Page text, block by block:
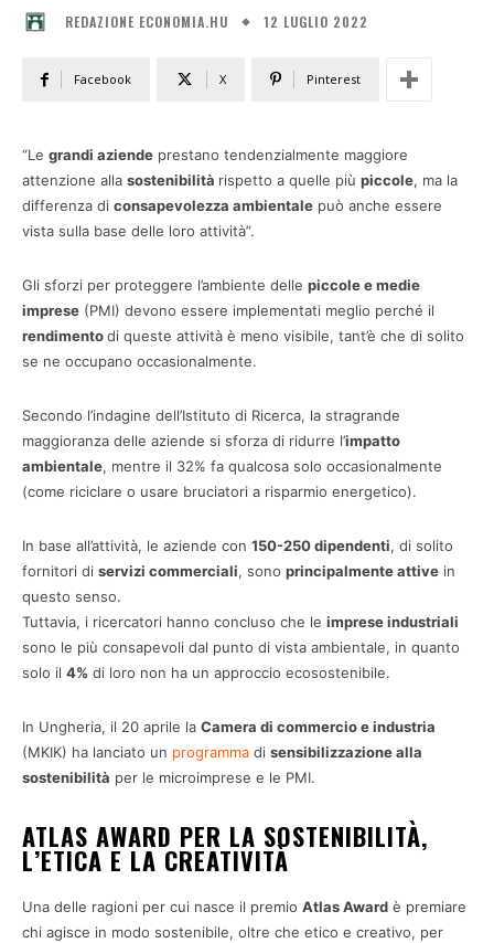
REDAZIONE ECONOMIA.HU 12 LUGLIO 2022
Facebook X Pinterest
“Le grandi aziende prestano tendenzialmente maggiore
attenzione alla sostenibilità rispetto a quelle più piccole, ma la
differenza di consapevolezza ambientale può anche essere
vista sulla base delle loro attività”.
Gli sforzi per proteggere l’ambiente delle piccole e medie
imprese (PMI) devono essere implementati meglio perché il
rendimentodi queste attività è meno visibile, tant’è che di solito
se ne occupano occasionalmente.
Secondo l’indagine dell’Istituto di Ricerca, la stragrande
maggioranza delle aziende si sforza di ridurre l’impatto
ambientale, mentre il 32% fa qualcosa solo occasionalmente
(come riciclare o usare bruciatori a risparmio energetico).
In base all’attività, le aziende con 150-250 dipendenti, di solito
fornitori di servizi commerciali, sono principalmente attive in
questo senso.
Tuttavia, i ricercatori hanno concluso che le imprese industriali
sono le più consapevoli dal punto di vista ambientale, in quanto
solo il 4% di loro non ha un approccio ecosostenibile.
In Ungheria, il 20 aprile la Camera di commercio e industria
(MKIK) ha lanciato un programma di sensibilizzazione alla
sostenibilità per le microimprese e le PMI.
ATLAS AWARD PER LA SOSTENIBILITÀ,
L’ETICA E LA CREATIVITÀ
Una delle ragioni per cui nasce il premio Atlas Award è premiare
chi agisce in modo sostenibile, oltre che etico e creativo, per